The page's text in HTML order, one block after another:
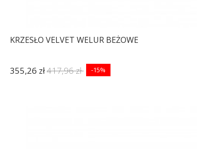
KRZESŁO VELVET WELUR BEŻOWE
355,26 zł417,96 zł -15%